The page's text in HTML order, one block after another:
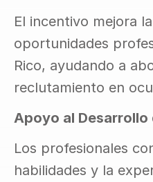
El incentivo mejora
oportunidades
Rico, ayudando a
reclutamiento en
Apoyo al Desarrollo
Los profesionales
habilidades y la